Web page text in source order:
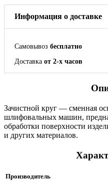
Информация о доставке
Самовывоз бесплатно
Доставка от 2-х часов
Зачистной круг — сменная
шлифовальных машин,
обработки поверхности
и других материалов.
Производитель